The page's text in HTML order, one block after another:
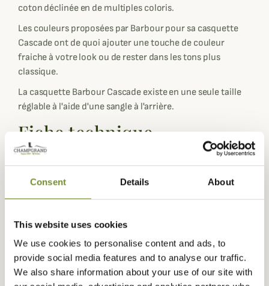
Consent Details About
This website uses cookies
We use cookies to personalise content and ads, to
provide social media features and to analyse our traffic.
We also share information about your use of our site with
coton déclinée en de multiples coloris.
Les couleurs proposées par Barbour pour sa casquette
Cascade ont de quoi ajouter une touche de couleur
fraiche à votre look ou de rester dans les tons plus
classique.
La casquette Barbour Cascade existe en une seule taille
réglable à l'aide d'une sangle à l'arrière.
Fiche technique
Matières
Coloris
Beige, Bleu, Gris, Noir, Rose, Rouge,
Matière Coton
Genre Mixte